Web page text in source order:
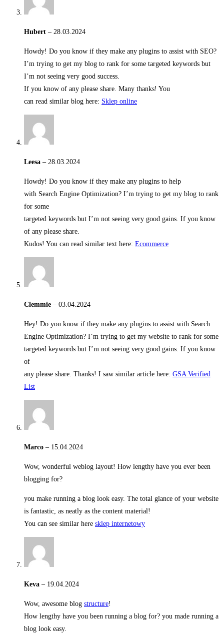
Hubert – 28.03.2024
Howdy! Do you know if they make any plugins to assist with SEO?
I’m trying to get my blog to rank for some targeted keywords but
I’m not seeing very good success.
If you know of any please share. Many thanks! You
can read similar blog here: Sklep online
Leesa – 28.03.2024
Howdy! Do you know if they make any plugins to help
with Search Engine Optimization? I’m trying to get my blog to rank
for some
targeted keywords but I’m not seeing very good gains. If you know
of any please share.
Kudos! You can read similar text here: Ecommerce
Clemmie – 03.04.2024
Hey! Do you know if they make any plugins to assist with Search
Engine Optimization? I’m trying to get my website to rank for some
targeted keywords but I’m not seeing very good gains. If you know
of
any please share. Thanks! I saw similar article here: GSA Verified
List
Marco – 15.04.2024
Wow, wonderful weblog layout! How lengthy have you ever been
blogging for?
you make running a blog look easy. The total glance of your website
is fantastic, as neatly as the content material!
You can see similar here sklep internetowy
Keva – 19.04.2024
Wow, awesome blog structure!
How lengthy have you been running a blog for? you made running a
blog look easy.